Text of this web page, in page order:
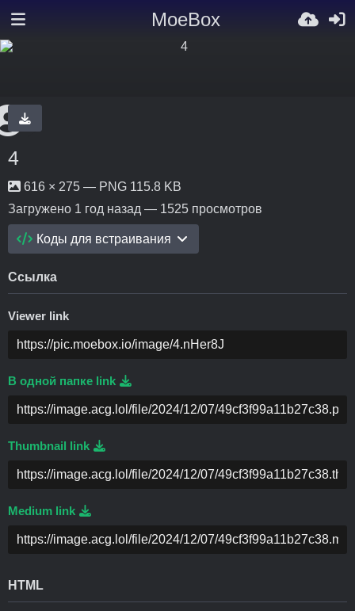
MoeBox
4
616 × 275 — PNG 115.8 KB
Загружено 1 год назад — 1525 просмотров
Коды для встраивания
Ссылка
Viewer link
В одной папке link
Thumbnail link
Medium link
HTML